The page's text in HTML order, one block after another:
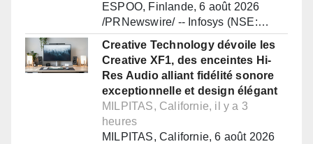
ESPOO, Finlande, 6 août 2026
/PRNewswire/ -- Infosys (NSE:…
Creative Technology dévoile les
Creative XF1, des enceintes Hi-
Res Audio alliant fidélité sonore
exceptionnelle et design élégant
MILPITAS, Californie, il y a 3
heures
MILPITAS, Californie, 6 août 2026